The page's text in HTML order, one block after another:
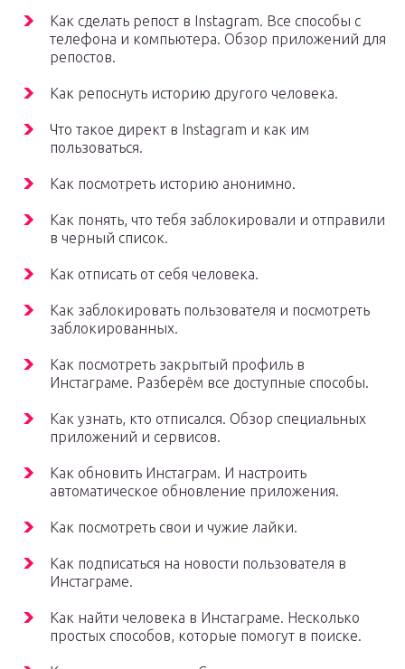
Как сделать репост в Instagram. Все способы с
телефона и компьютера. Обзор приложений для
репостов.
Как репоснуть историю другого человека.
Что такое директ в Instagram и как им
пользоваться.
Как посмотреть историю анонимно.
Как понять, что тебя заблокировали и отправили
в черный список.
Как отписать от себя человека.
Как заблокировать пользователя и посмотреть
заблокированных.
Как посмотреть закрытый профиль в
Инстаграме. Разберём все доступные способы.
Как узнать, кто отписался. Обзор специальных
приложений и сервисов.
Как обновить Инстаграм. И настроить
автоматическое обновление приложения.
Как посмотреть свои и чужие лайки.
Как подписаться на новости пользователя в
Инстаграме.
Как найти человека в Инстаграме. Несколько
простых способов, которые помогут в поиске.